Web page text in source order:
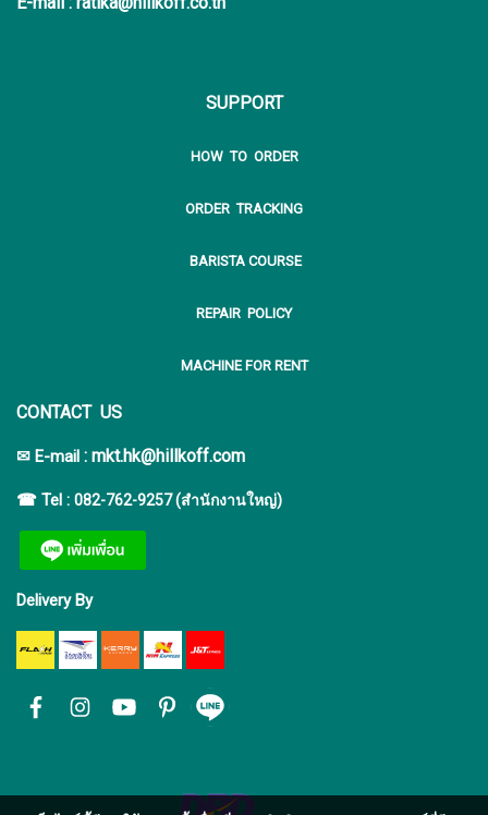
SUPPORT
HOW TO ORDER
ORDER TRACKING
BARISTA COURSE
REPAIR POLICY
MACHINE FOR RENT
CONTACT US
✉ E-mail : mkt.hk@hillkoff.com
☎ Tel : 082-762-9257 (สำนักงานใหญ่)
Delivery By